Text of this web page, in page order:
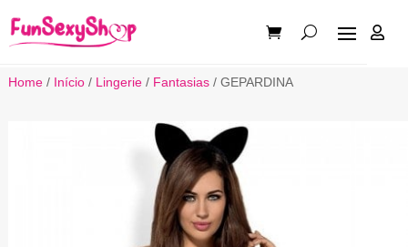

Home/ Início/ Lingerie/ Fantasias/ GEPARDINA